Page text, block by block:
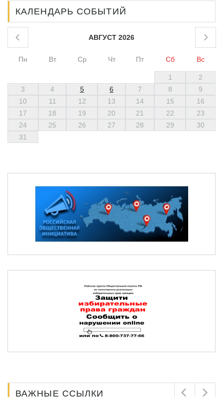
КАЛЕНДАРЬ СОБЫТИЙ
АВГУСТ 2026
Пн Вт Ср Чт Пт Сб Вс
1
2
3
4 5 6 7 8
9
10
11 12 13 14 15
16
17
18 19 20 21 22
23
24
25 26 27 28 29
30
31
ВАЖНЫЕ ССЫЛКИ